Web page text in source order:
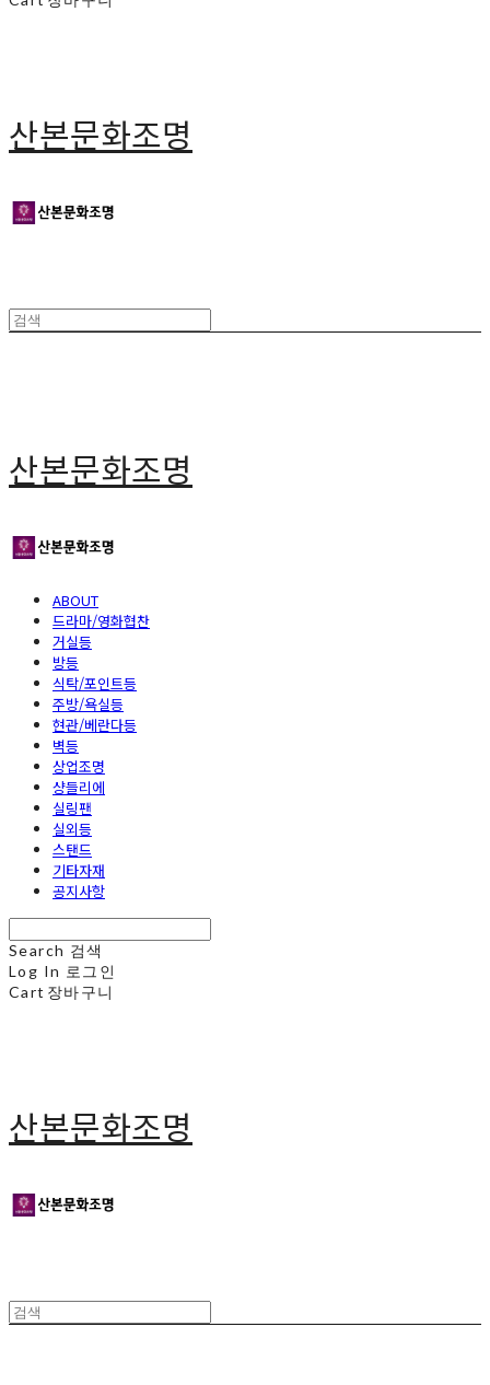
산본문화조명
산본문화조명
ABOUT
드라마/영화협찬
거실등
방등
식탁/포인트등
주방/욕실등
현관/베란다등
벽등
상업조명
샹들리에
실링팬
실외등
스탠드
기타자재
공지사항
Search 검색
Log In 로그인
Cart 장바구니
산본문화조명